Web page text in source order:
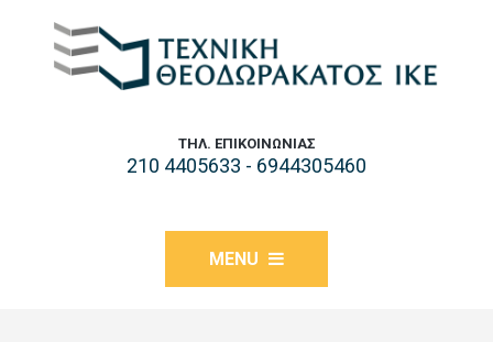
ΤΗΛ. ΕΠΙΚΟΙΝΩΝΊΑΣ
210 4405633 - 6944305460
MENU